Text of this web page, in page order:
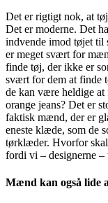
Det er rigtigt nok, at
Det er moderne. Det
indvende imod tøjet til
er meget svært for
finde tøj, der ikke er
svært for dem at finde
de kan være heldige
orange jeans? Det er
faktisk mænd, der er
eneste klæde, som de
tørklæder. Hvorfor
fordi vi – designerne –
Mænd kan også lide